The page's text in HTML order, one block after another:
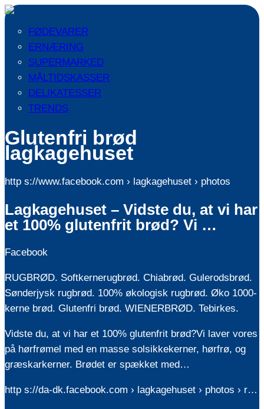
FØDEVARER
ERNÆRING
SUPERMARKED
MÅLTIDSKASSER
DELIKATESSER
TRENDS
Glutenfri brød
lagkagehuset
http s://www.facebook.com › lagkagehuset › photos
Lagkagehuset – Vidste du, at vi har
et 100% glutenfrit brød? Vi …
Facebook
RUGBRØD. Softkernerugbrød. Chiabrød. Gulerodsbrød.
Sønderjysk rugbrød. 100% økologisk rugbrød. Øko 1000-
kerne brød. Glutenfri brød. WIENERBRØD. Tebirkes.
Vidste du, at vi har et 100% glutenfrit brød?Vi laver vores
på hørfrømel med en masse solsikkekerner, hørfrø, og
græskarkerner. Brødet er spækket med…
http s://da-dk.facebook.com › lagkagehuset › photos › r…